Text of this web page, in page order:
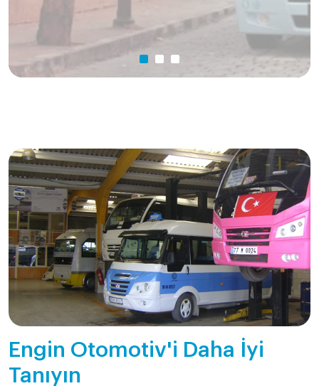
Engin Otomotiv'i Daha İyi
Tanıyın